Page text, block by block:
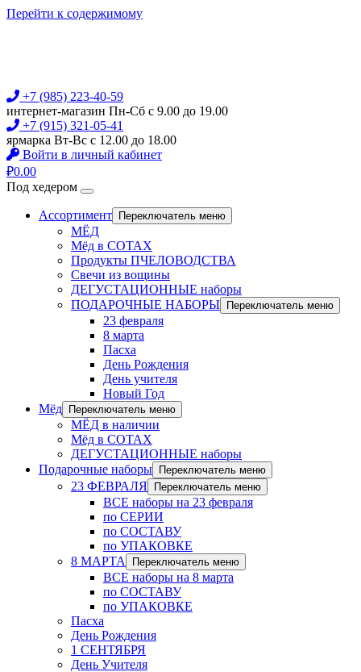
Перейти к содержимому
+7 (985) 223-40-59
интернет-магазин Пн-Сб с 9.00 до 19.00
+7 (915) 321-05-41
ярмарка Вт-Вс с 12.00 до 18.00
Войти в личный кабинет
₽0.00
Под хедером
Ассортимент Переключатель меню
МЁД
Мёд в СОТАХ
Продукты ПЧЕЛОВОДСТВА
Свечи из вощины
ДЕГУСТАЦИОННЫЕ наборы
ПОДАРОЧНЫЕ НАБОРЫ
Переключатель меню
23 февраля
8 марта
Пасха
День Рождения
День учителя
Новый Год
Мёд
Переключатель меню
МЁД в наличии
Мёд в СОТАХ
ДЕГУСТАЦИОННЫЕ наборы
Подарочные наборы
Переключатель меню
23 ФЕВРАЛЯ Переключатель меню
ВСЕ наборы на 23 февраля
по СЕРИИ
по СОСТАВУ
по УПАКОВКЕ
8 МАРТА
Переключатель меню
ВСЕ наборы на 8 марта
по СОСТАВУ
по УПАКОВКЕ
Пасха
День Рождения
1 СЕНТЯБРЯ
День Учителя